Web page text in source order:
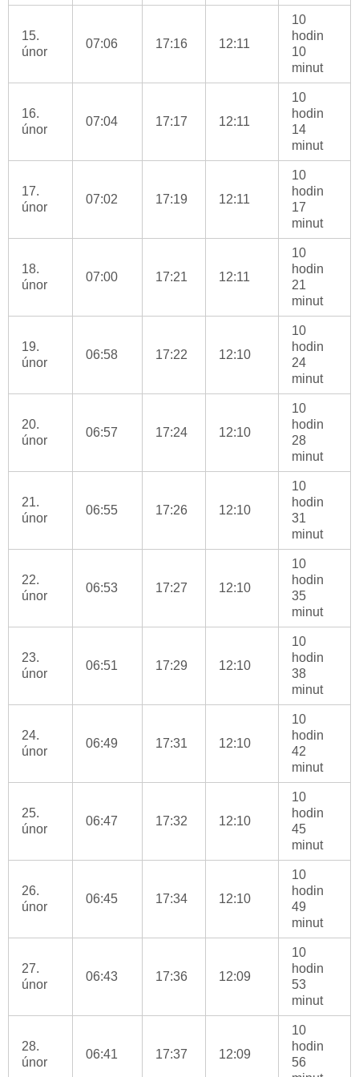
15.
únor
07:06 17:16 12:11
10
hodin
10
minut
16.
únor
07:04 17:17 12:11
10
hodin
14
minut
17.
únor
07:02 17:19 12:11
10
hodin
17
minut
18.
únor
07:00 17:21 12:11
10
hodin
21
minut
19.
únor
06:58 17:22 12:10
10
hodin
24
minut
20.
únor
06:57 17:24 12:10
10
hodin
28
minut
21.
únor
06:55 17:26 12:10
10
hodin
31
minut
22.
únor
06:53 17:27 12:10
10
hodin
35
minut
23.
únor
06:51 17:29 12:10
10
hodin
38
minut
24.
únor
06:49 17:31 12:10
10
hodin
42
minut
25.
únor
06:47 17:32 12:10
10
hodin
45
minut
26.
únor
06:45 17:34 12:10
10
hodin
49
minut
27.
únor
06:43 17:36 12:09
10
hodin
53
minut
28.
únor
06:41 17:37 12:09
10
hodin
56